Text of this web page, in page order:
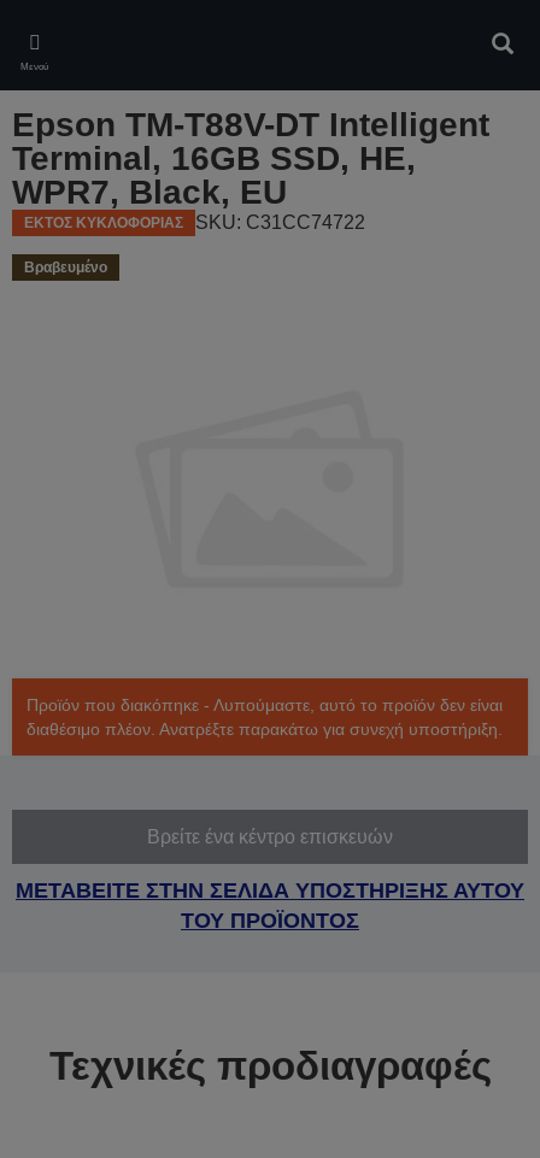
main
content
Μενού
Epson TM-T88V-DT Intelligent
Terminal, 16GB SSD, HE,
WPR7, Black, EU
ΕΚΤΟΣ ΚΥΚΛΟΦΟΡΙΑΣ SKU: C31CC74722
Βραβευμένο
Προϊόν που διακόπηκε - Λυπούμαστε, αυτό το προϊόν δεν είναι
διαθέσιμο πλέον. Ανατρέξτε παρακάτω για συνεχή υποστήριξη.
Βρείτε ένα κέντρο επισκευών
ΜΕΤΑΒΕΙΤΕ ΣΤΗΝ ΣΕΛΙΔΑ ΥΠΟΣΤΗΡΙΞΗΣ ΑΥΤΟΥ
ΤΟΥ ΠΡΟΪΟΝΤΟΣ
Τεχνικές προδιαγραφές